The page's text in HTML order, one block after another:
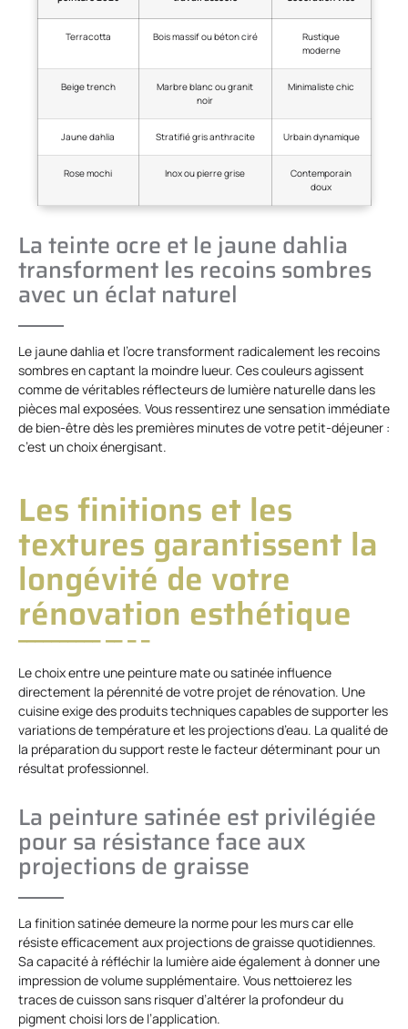
Terracotta Bois massif ou béton ciré
Rustique
moderne
Beige trench
Marbre blanc ou granit
noir
Minimaliste chic
Jaune dahlia Stratifié gris anthracite Urbain dynamique
Rose mochi Inox ou pierre grise
Contemporain
doux
La teinte ocre et le jaune dahlia
transforment les recoins sombres
avec un éclat naturel
Le jaune dahlia et l’ocre transforment radicalement les recoins
sombres en captant la moindre lueur. Ces couleurs agissent
comme de véritables réflecteurs de lumière naturelle dans les
pièces mal exposées. Vous ressentirez une sensation immédiate
de bien-être dès les premières minutes de votre petit-déjeuner :
c’est un choix énergisant.
Les finitions et les
textures garantissent la
longévité de votre
rénovation esthétique
Le choix entre une peinture mate ou satinée influence
directement la pérennité de votre projet de rénovation. Une
cuisine exige des produits techniques capables de supporter les
variations de température et les projections d’eau. La qualité de
la préparation du support reste le facteur déterminant pour un
résultat professionnel.
La peinture satinée est privilégiée
pour sa résistance face aux
projections de graisse
La finition satinée demeure la norme pour les murs car elle
résiste efficacement aux projections de graisse quotidiennes.
Sa capacité à réfléchir la lumière aide également à donner une
impression de volume supplémentaire. Vous nettoierez les
traces de cuisson sans risquer d’altérer la profondeur du
pigment choisi lors de l’application.